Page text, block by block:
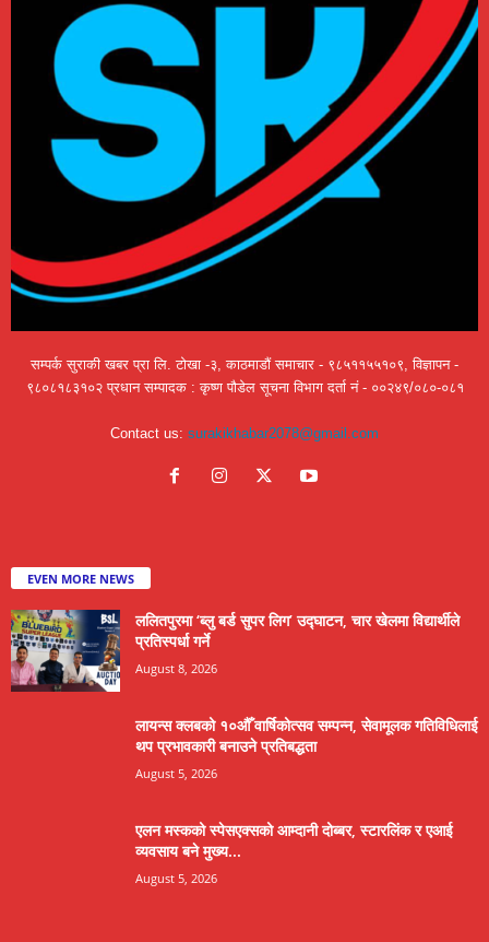
सम्पर्क सुराकी खबर प्रा लि. टोखा -३, काठमाडौं समाचार - ९८५११५५१०९, विज्ञापन -
९८०८१८३१०२ प्रधान सम्पादक : कृष्ण पौडेल सूचना विभाग दर्ता नं - ००२४९/०८०-०८१
Contact us: surakikhabar2078@gmail.com
EVEN MORE NEWS
ललितपुरमा ‘ब्लु बर्ड सुपर लिग’ उद्घाटन, चार खेलमा विद्यार्थीले
प्रतिस्पर्धा गर्ने
August 8, 2026
लायन्स क्लबको १०औँ वार्षिकोत्सव सम्पन्न, सेवामूलक गतिविधिलाई
थप प्रभावकारी बनाउने प्रतिबद्धता
August 5, 2026
एलन मस्कको स्पेसएक्सको आम्दानी दोब्बर, स्टारलिंक र एआई
व्यवसाय बने मुख्य...
August 5, 2026